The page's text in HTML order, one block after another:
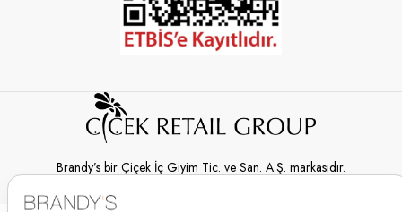
Brandy’s bir Çiçek İç Giyim Tic. ve San. A.Ş. markasıdır.
© 2026 Brandy’s | Her hakkı saklıdır.